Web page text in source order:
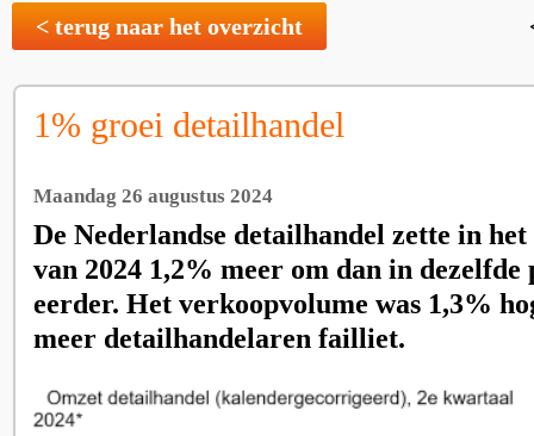
< terug naar het overzicht
1% groei detailhandel
Maandag 26 augustus 2024
De Nederlandse detailhandel zette in
van 2024 1,2% meer om dan in dezelfde
eerder. Het verkoopvolume was 1,3%
meer detailhandelaren failliet.